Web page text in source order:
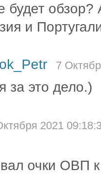
будет
и
7
за это дело.)
2021
очки ОВП